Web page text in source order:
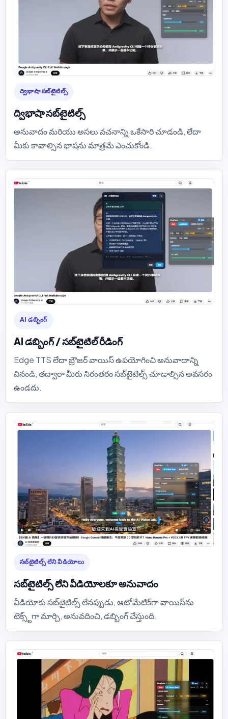
ద్విభాషా సబ్‌టైటిల్స్
ద్విభాషా సబ్‌టైటిల్స్
అనువాదం మరియు అసలు వచనాన్ని ఒకేసారి చూడండి, లేదా
మీకు కావాల్సిన భాషను మాత్రమే ఎంచుకోండి.
AI డబ్బింగ్
AI డబ్బింగ్ / సబ్‌టైటిల్ రీడింగ్
Edge TTS లేదా బ్రౌజర్ వాయిస్ ఉపయోగించి అనువాదాన్ని
వినండి, తద్వారా మీరు నిరంతరం సబ్‌టైటిల్స్ చూడాల్సిన అవసరం
ఉండదు.
సబ్‌టైటిల్స్ లేని వీడియోలు
సబ్‌టైటిల్స్ లేని వీడియోలకూ అనువాదం
వీడియోకు సబ్‌టైటిల్స్ లేనప్పుడు, ఆటోమేటిక్‌గా వాయిస్‌ను
టెక్స్ట్‌గా మార్చి, అనువదించి, డబ్బింగ్ చేస్తుంది.